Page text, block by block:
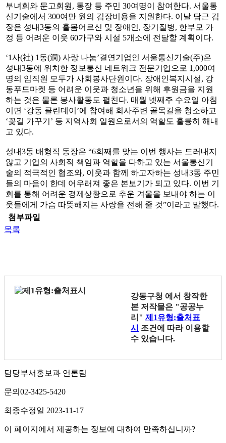
부녀회와 문고회원, 통장 등 주민 30여명이 참여한다. 서울통
신기술에서 300여만 원의 김장비용을 지원한다. 이날 담근 김
장은 성내3동의 홀몸어르신 및 장애인, 장기질병, 한부모 가
정 등 어려운 이웃 60가구와 시설 5개소에 전달할 계획이다.
‘1사(社) 1동(洞) 사랑 나눔’결연기업인 서울통신기술(주)은
성내3동에 위치한 정보통신 네트워크 전문기업으로 1,000여
명의 임직원 모두가 사회봉사단원이다. 장애인복지시설, 강
동푸드마켓 등 어려운 이웃과 청소년을 위해 후원금을 지원
하는 것은 물론 봉사활동도 펼친다. 매월 넷째주 수요일 아침
이면 ‘강동 클린데이’에 참여해 회사주변 골목길을 청소하고
‘꽃길 가꾸기’ 등 지역사회 일원으로서의 역할도 훌륭히 해내
고 있다.
성내3동 배형직 동장은 “6회째를 맞는 이번 행사는 드러내지
않고 기업의 사회적 책임과 역할을 다하고 있는 서울통신기
술의 적극적인 협조와, 이웃과 함께 하고자하는 성내3동 주민
들의 마음이 한데 어우러져 좋은 본보기가 되고 있다. 이번 기
회를 통해 어려운 경제상황으로 추운 겨울을 보내야 하는 이
웃들에게 가슴 따뜻해지는 사랑을 전해 줄 것”이라고 말했다.
첨부파일
목록
강동구청 에서 창작한
본 저작물은 "공공누
리" 제1유형:출처표
시
조건에 따라 이용할
수 있습니다.
담당부서 홍보과 언론팀
문의 02-3425-5420
최종수정일 2023-11-17
이 페이지에서 제공하는 정보에 대하여 만족하십니까?